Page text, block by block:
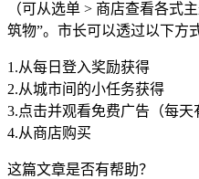
（可从选单 > 商店查看各式
筑物”。市长可以透过以下方
1.从每日登入奖励获得
2.从城市间的小任务获得
3.点击并观看免费广告（每天
4.从商店购买
这篇文章是否有帮助？